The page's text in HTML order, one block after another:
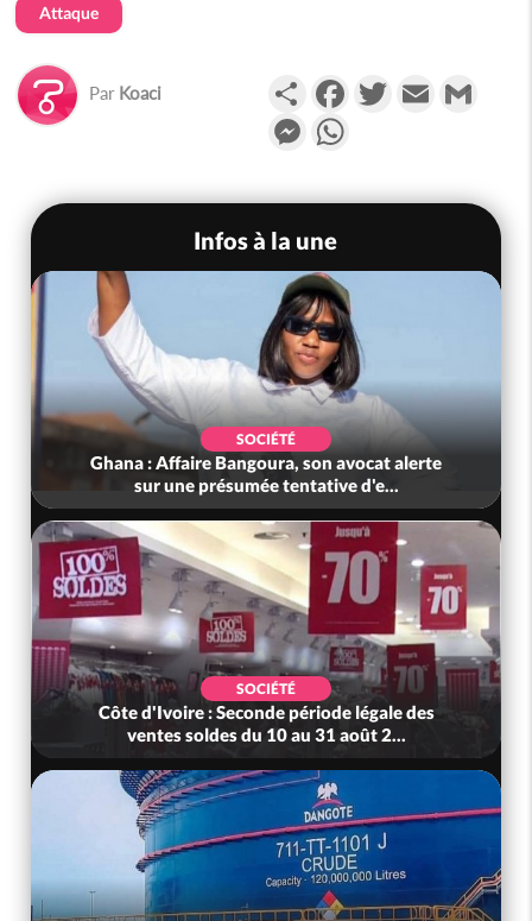
Attaque
Par Koaci PartagerFacebookTwitterEmail
Messenger
Infos à la une
SOCIÉTÉ
Ghana : Affaire Bangoura, son avocat alerte
sur une présumée tentative d'e...
SOCIÉTÉ
Côte d'Ivoire : Seconde période légale des
ventes soldes du 10 au 31 août 2...